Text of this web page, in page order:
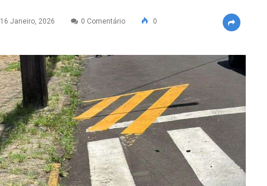
16 Janeiro, 2026 0 Comentário 0